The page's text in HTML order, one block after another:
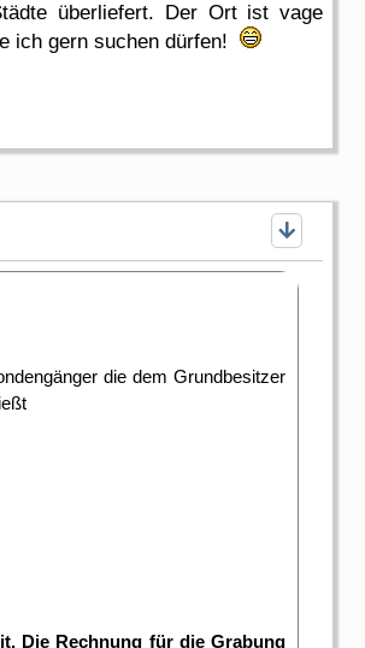
überliefert. Der Ort ist vage
ich gern suchen dürfen!
die dem Grundbesitzer
Die Rechnung für die Grabung